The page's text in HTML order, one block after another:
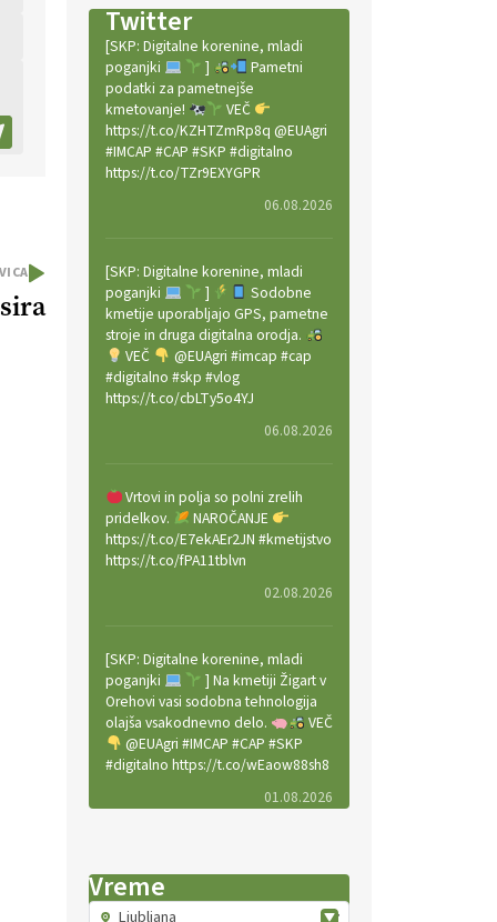
Twitter
[SKP: Digitalne korenine, mladi
poganjki
]
Pametni
podatki za pametnejše
kmetovanje!
VEČ
https://t.co/KZHTZmRp8q @EUAgri
#IMCAP #CAP #SKP #digitalno
https://t.co/TZr9EXYGPR
06.08.2026
[SKP: Digitalne korenine, mladi
poganjki
]
Sodobne
kmetije uporabljajo GPS, pametne
stroje in druga digitalna orodja.
VEČ
@EUAgri #imcap #cap
#digitalno #skp #vlog
https://t.co/cbLTy5o4YJ
06.08.2026
Vrtovi in polja so polni zrelih
pridelkov.
NAROČANJE
https://t.co/E7ekAEr2JN #kmetijstvo
https://t.co/fPA11tblvn
02.08.2026
[SKP: Digitalne korenine, mladi
poganjki
] Na kmetiji Žigart v
Orehovi vasi sodobna tehnologija
olajša vsakodnevno delo.
VEČ
@EUAgri #IMCAP #CAP #SKP
#digitalno https://t.co/wEaow88sh8
01.08.2026
ekološko vinsko posestvo Fedora
na Krasu.
VEČ
Vreme
Ljubljana